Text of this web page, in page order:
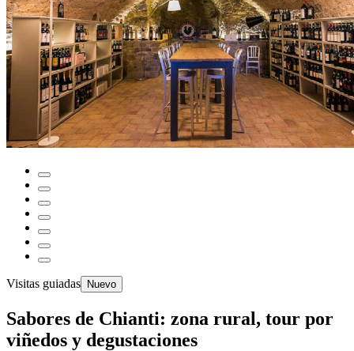
Visitas guiadas Nuevo
Sabores de Chianti: zona rural, tour por
viñedos y degustaciones